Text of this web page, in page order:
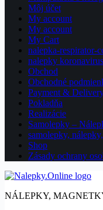
Môj účet
My account
My account
My Cart
nalepka-respirator-
nalepky
Obchod
Obchodné
Payment &
Pokladňa
Realizácie
Samolepky –
samolepky,
Shop
Zásady ochrany
NÁLEPKY,